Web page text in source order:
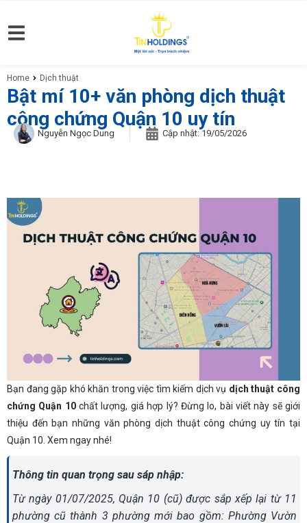
You are here:
Home Dịch thuật
Bật mí 10+ văn phòng dịch thuật
công chứng Quận 10 uy tín
Nguyễn Ngọc Dung Cập nhật: 19/05/2026
Bạn đang gặp khó khăn trong việc tìm kiếm dịch vụ dịch thuật công
chứng Quận 10chất lượng, giá hợp lý? Đừng lo, bài viết này sẽ giới
thiệu đến bạn những văn phòng dịch thuật công chứng uy tín tại
Quận 10. Xem ngay nhé!
Thông tin quan trọng sau sáp nhập:
Từ ngày 01/07/2025, Quận 10 (cũ) được sắp xếp lại từ 11
phường cũ thành 3 phường mới bao gồm: Phường Vườn